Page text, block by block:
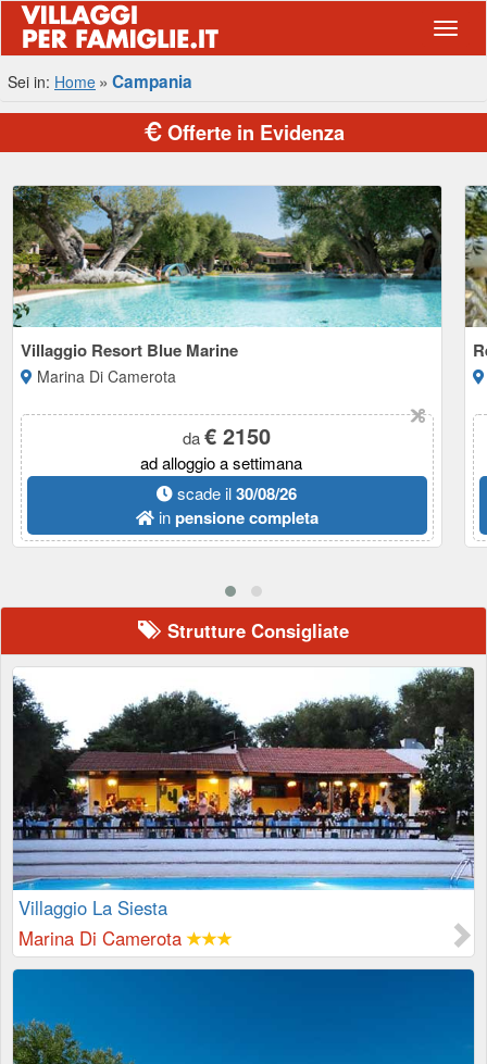
Sei in: Home Campania
Offerte in Evidenza
Villaggio Resort Blue Marine
Marina Di Camerota
da€ 2150
ad alloggio a settimana
scade il30/08/26
inpensione completa
Strutture Consigliate
Villaggio La Siesta
Marina Di Camerota